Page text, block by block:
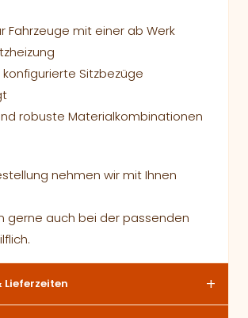
Fahrzeuge mit einer ab Werk
Sitzbezüge
robuste Materialkombinationen
nehmen wir mit Ihnen
gerne auch bei der passenden
Lieferzeiten